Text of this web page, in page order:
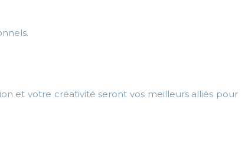
et votre créativité seront vos meilleurs alliés pour